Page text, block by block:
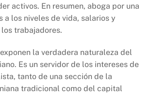
activos. En resumen, aboga por una
a los niveles de vida, salarios y
trabajadores.
la verdadera naturaleza del
Es un servidor de los intereses de
tanto de una sección de la
tradicional como del capital